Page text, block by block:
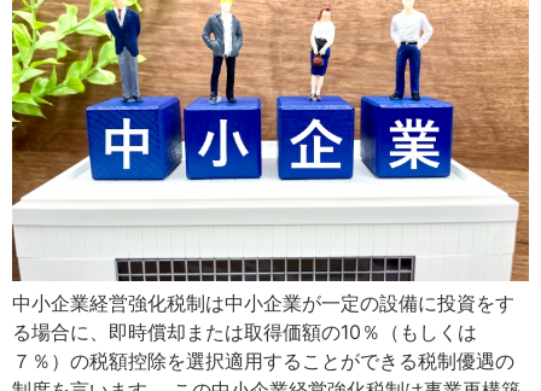
中小企業経営強化税制は中小企業が一定の設備に投資をす
る場合に、即時償却または取得価額の10％（もしくは
７％）の税額控除を選択適用することができる税制優遇の